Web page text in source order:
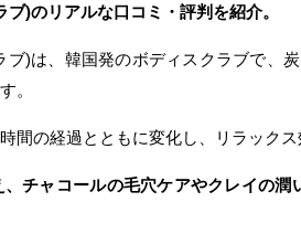
)のリアルな口コミ・評判を紹介。
)は、韓国発のボディスクラブで、
。
間の経過とともに変化し、リラックス
チャコールの毛穴ケアやクレイの潤